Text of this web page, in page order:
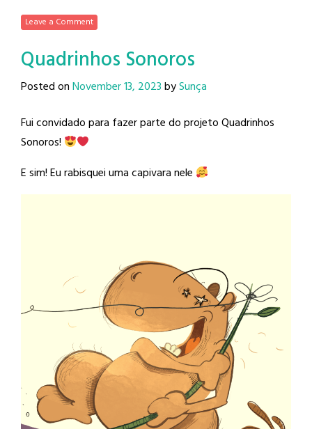
Leave a Comment
Quadrinhos Sonoros
Posted onNovember 13, 2023bySunça
Fui convidado para fazer parte do projeto Quadrinhos
Sonoros!
E sim! Eu rabisquei uma capivara nele